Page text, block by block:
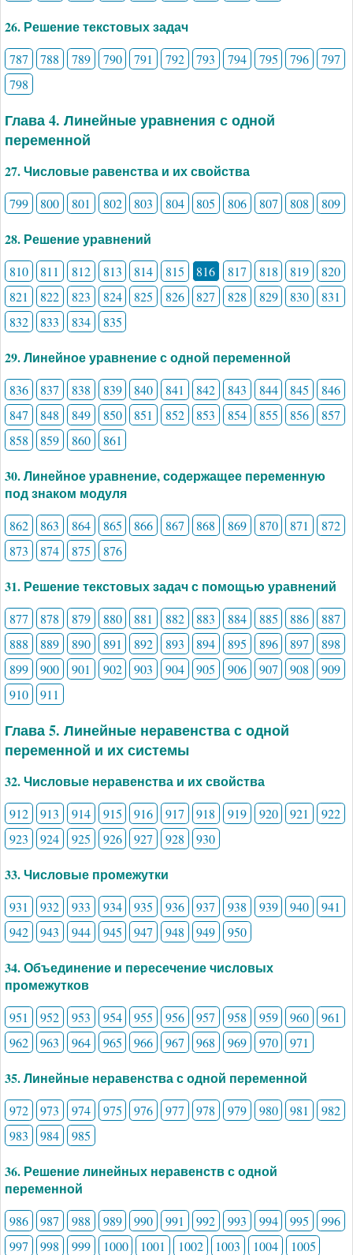
26. Решение текстовых задач
787 788 789 790 791 792 793 794 795 796
797
798
Глава 4. Линейные уравнения с одной
переменной
27. Числовые равенства и их свойства
799 800 801 802 803 804 805 806 807 808 809
28. Решение уравнений
810 811 812 813 814 815 816 817 818 819
820
821
822 823 824 825 826 827 828 829 830
831
832
833 834 835
29. Линейное уравнение с одной переменной
836 837 838 839 840 841 842 843 844 845
846
847
848 849 850 851 852 853 854 855 856
857
858
859 860 861
30. Линейное уравнение, содержащее переменную
под знаком модуля
862 863 864 865 866 867 868 869 870 871
872
873
874 875 876
31. Решение текстовых задач с помощью уравнений
877 878 879 880 881 882 883 884 885 886
887
888
889 890 891 892 893 894 895 896 897
898
899
900 901 902 903 904 905 906 907 908
909
910
911
Глава 5. Линейные неравенства с одной
переменной и их системы
32. Числовые неравенства и их свойства
912 913 914 915 916 917 918 919 920 921
922
923
924 925 926 927 928 930
33. Числовые промежутки
931 932 933 934 935 936 937 938 939 940
941
942
943 944 945 947 948 949 950
34. Объединение и пересечение числовых
промежутков
951 952 953 954 955 956 957 958 959 960
961
962
963 964 965 966 967 968 969 970 971
35. Линейные неравенства с одной переменной
972 973 974 975 976 977 978 979 980 981
982
983
984 985
36. Решение линейных неравенств с одной
переменной
986 987 988 989 990 991 992 993 994 995
996
997
998 999 1000 1001 1002 1003 1004 1005